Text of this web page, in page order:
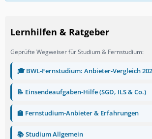
Lernhilfen & Ratgeber
Geprüfte Wegweiser für Studium & Fernstudium:
🎓 BWL-Fernstudium: Anbieter-Vergleich
📝 Einsendeaufgaben-Hilfe (SGD, ILS & Co.)
🏫 Fernstudium-Anbieter & Erfahrungen
📚 Studium Allgemein